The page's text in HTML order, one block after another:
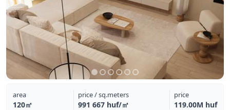
area
120㎡
price / sq.meters
991 667 huf/㎡
price
119.00M huf